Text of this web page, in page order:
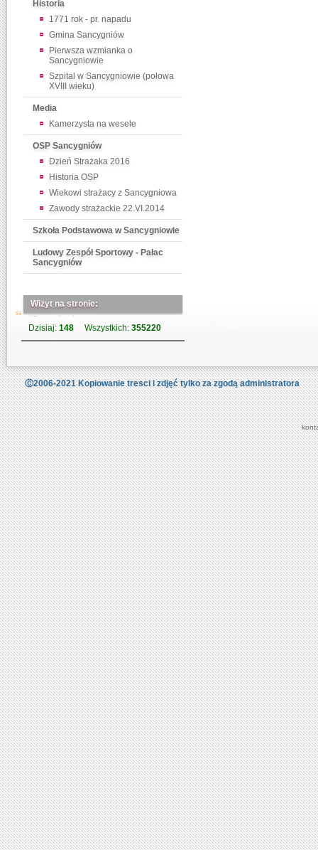
Historia
1771 rok - pr. napadu
Gmina Sancygniów
Pierwsza wzmianka o
Sancygniowie
Szpital w Sancygniowie (połowa
XVIII wieku)
Media
Kamerzysta na wesele
OSP Sancygniów
Dzień Strażaka 2016
Historia OSP
Wiekowi strażacy z Sancygniowa
Zawody strażackie 22.VI.2014
Szkoła Podstawowa w Sancygniowie
Ludowy Zespół Sportowy - Pałac
Sancygniów
Wizyt na stronie:
Dzisiaj: 148 Wszystkich: 355220
Ⓒ2006-2021 Kopiowanie tresci i zdjęć tylko za zgodą administratora